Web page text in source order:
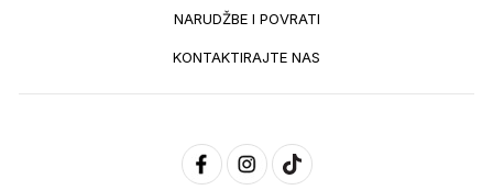
NARUDŽBE I POVRATI
KONTAKTIRAJTE NAS